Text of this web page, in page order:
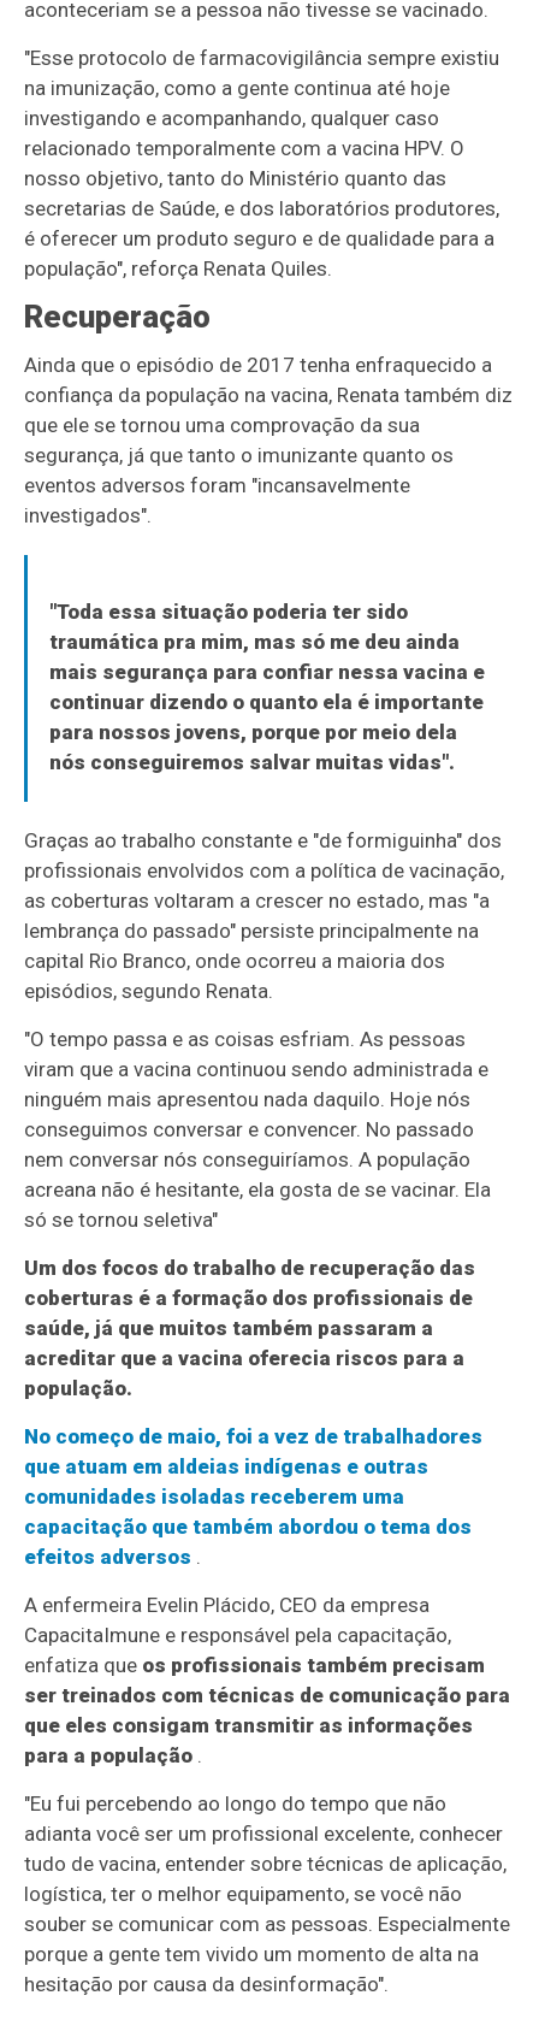
aconteceriam se a pessoa não tivesse se vacinado.
"Esse protocolo de farmacovigilância sempre existiu
na imunização, como a gente continua até hoje
investigando e acompanhando, qualquer caso
relacionado temporalmente com a vacina HPV. O
nosso objetivo, tanto do Ministério quanto das
secretarias de Saúde, e dos laboratórios produtores,
é oferecer um produto seguro e de qualidade para a
população", reforça Renata Quiles.
Recuperação
Ainda que o episódio de 2017 tenha enfraquecido a
confiança da população na vacina, Renata também diz
que ele se tornou uma comprovação da sua
segurança, já que tanto o imunizante quanto os
eventos adversos foram "incansavelmente
investigados".
"Toda essa situação poderia ter sido
traumática pra mim, mas só me deu ainda
mais segurança para confiar nessa vacina e
continuar dizendo o quanto ela é importante
para nossos jovens, porque por meio dela
nós conseguiremos salvar muitas vidas".
Graças ao trabalho constante e "de formiguinha" dos
profissionais envolvidos com a política de vacinação,
as coberturas voltaram a crescer no estado, mas "a
lembrança do passado" persiste principalmente na
capital Rio Branco, onde ocorreu a maioria dos
episódios, segundo Renata.
"O tempo passa e as coisas esfriam. As pessoas
viram que a vacina continuou sendo administrada e
ninguém mais apresentou nada daquilo. Hoje nós
conseguimos conversar e convencer. No passado
nem conversar nós conseguiríamos. A população
acreana não é hesitante, ela gosta de se vacinar. Ela
só se tornou seletiva"
Um dos focos do trabalho de recuperação das
coberturas é a formação dos profissionais de
saúde, já que muitos também passaram a
acreditar que a vacina oferecia riscos para a
população.
No começo de maio, foi a vez de trabalhadores
que atuam em aldeias indígenas e outras
comunidades isoladas receberem uma
capacitação que também abordou o tema dos
efeitos adversos .
A enfermeira Evelin Plácido, CEO da empresa
CapacitaImune e responsável pela capacitação,
enfatiza que os profissionais também precisam
ser treinados com técnicas de comunicação para
que eles consigam transmitir as informações
para a população .
"Eu fui percebendo ao longo do tempo que não
adianta você ser um profissional excelente, conhecer
tudo de vacina, entender sobre técnicas de aplicação,
logística, ter o melhor equipamento, se você não
souber se comunicar com as pessoas. Especialmente
porque a gente tem vivido um momento de alta na
hesitação por causa da desinformação".